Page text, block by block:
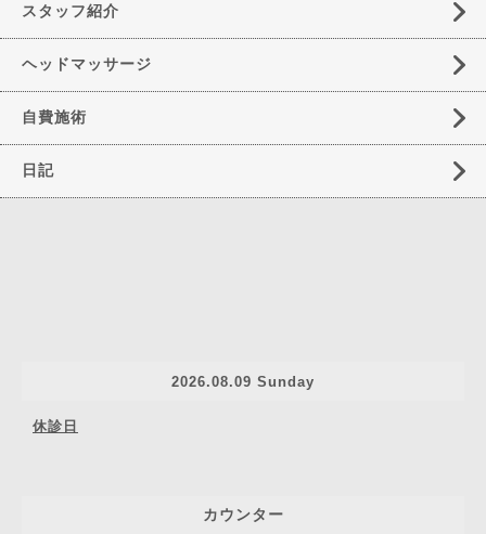
スタッフ紹介
ヘッドマッサージ
自費施術
日記
2026.08.09 Sunday
休診日
カウンター